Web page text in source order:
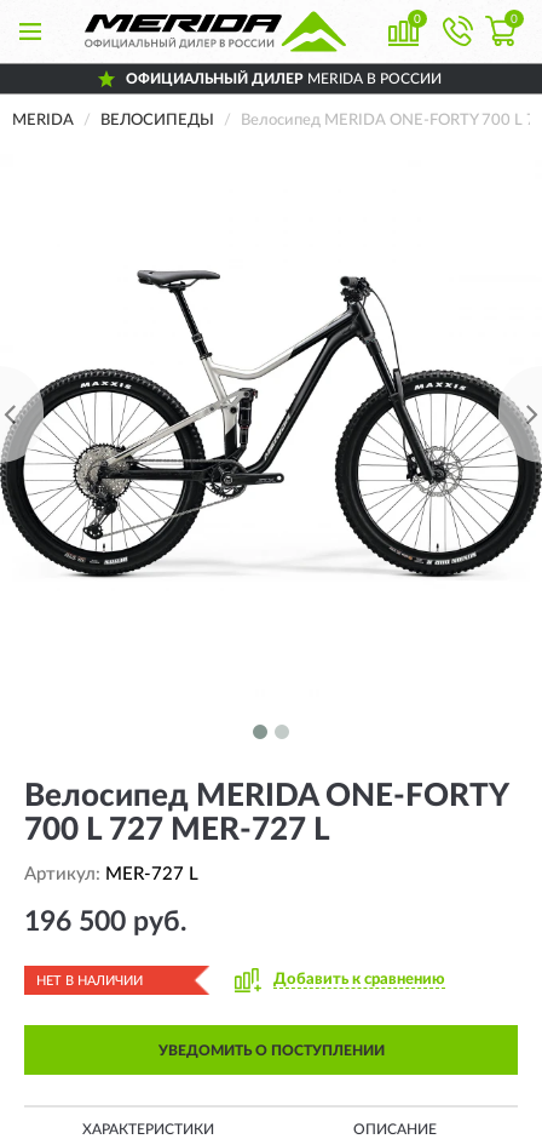
0 0
ОФИЦИАЛЬНЫЙ ДИЛЕР MERIDA В РОССИИ
MERIDA ВЕЛОСИПЕДЫ Велосипед MERIDA ONE-FORTY 700 L
Велосипед MERIDA ONE-FORTY
700 L 727 MER-727 L
Артикул: MER-727 L
196 500 руб.
НЕТ В НАЛИЧИИ Добавить к сравнению
УВЕДОМИТЬ О ПОСТУПЛЕНИИ
ХАРАКТЕРИСТИКИ ОПИСАНИЕ